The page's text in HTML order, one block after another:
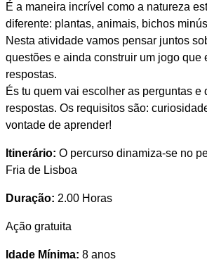
É a maneira incrível como a natureza
diferente: plantas, animais, bichos
Nesta atividade vamos pensar juntos
questões e ainda construir um jogo que
respostas.
És tu quem vai escolher as perguntas e
respostas. Os requisitos são:
vontade de aprender!
Itinerário: O percurso dinamiza-se no
Fria de Lisboa
Duração: 2.00 Horas
Ação gratuita
Idade Mínima: 8 anos